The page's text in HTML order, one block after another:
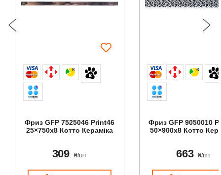
6
Фриз GFР 7525046 Print46
25×750x8 Котто Кераміка
309 ₴/шт
6
Фриз GFР 9050010
50×900x8 Котто
663 ₴/шт